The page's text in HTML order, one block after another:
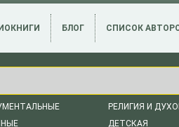
БЛОГ СПИСОК
РЕЛИГИЯ И
ДЕТСКАЯ